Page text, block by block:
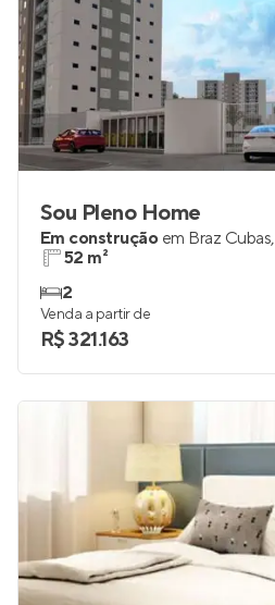
Sou Pleno Home
Em construção em Braz Cubas,
52 m²
2
Venda a partir de
R$ 321.163